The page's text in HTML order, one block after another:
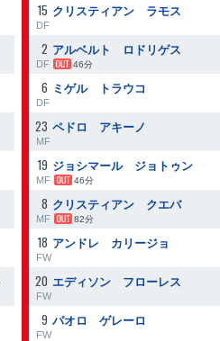
15 クリスティアン ラモス
DF
2 アルベルト ロドリゲス
DF 46分
6 ミゲル トラウコ
DF
23 ペドロ アキーノ
MF
19 ジョシマール ジョトゥン
MF 46分
8 クリスティアン クエバ
MF 82分
18 アンドレ カリージョ
FW
20 エディソン フローレス
FW
9 パオロ ゲレーロ
FW